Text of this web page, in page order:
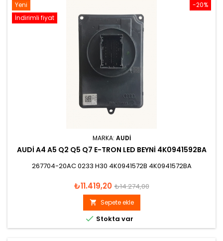
-20%
Yeni
İndirimli fiyat
MARKA: AUDI
AUDİ A4 A5 Q2 Q5 Q7 E-TRON LED BEYNİ 4K0941592BA
267704-20AC 0233 H30 4K0941572B 4K0941572BA
Fiyat
₺11.419,20 Normal
fiyat
₺14.274,00
 Sepete ekle
 Stokta var